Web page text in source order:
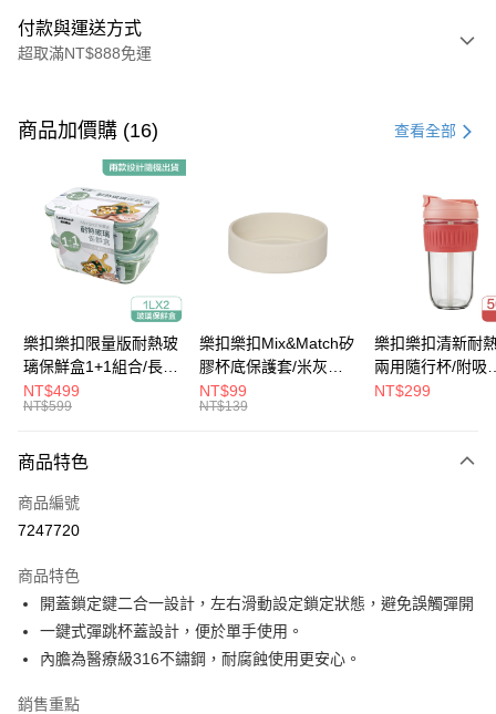
付款與運送方式
超取滿NT$888免運
信用卡一次付款
Apple Pay
街口支付
大哥付你分期
相關說明
【大哥付你分期使用說明】
1.本服務由台灣大哥大提供，台灣大哥大用戶可立即使用無須另外申請。
成交易。
4.訂單成立30分鐘內，如未前往確認交易或遇審核未通過，訂單將自動取
消。如遇「轉專審核」未通過狀況，表示未達大哥付你分期系統評分，恕無
1.分期款項不併入電信帳單，「大哥付你分期」於每月結算日後寄送繳費提
醒簡訊。
2.透過簡訊連結打開帳單後，可選擇「超商條碼／台灣大直營門市／銀行轉
帳／街口支付／iPASS MONEY」等通路繳費。
1.本服務係由「台灣大哥大股份有限公司」（以下簡稱本公司）所提供，讓
ATM付款
運送方式
付款後全家取貨
每筆NT$80，滿NT$888(含以上)免運費
每筆NT$80，滿NT$888(含以上)免運費
宅配
每筆NT$120，滿NT$1,000(含以上)免運費
商品加價購 (16) 查看全部
樂扣樂扣限量版耐熱玻
璃保鮮盒1+1組合/長方
形/1L(LLG445KKSP2-
01)
NT$499
NT$599
樂扣樂扣Mix&Match矽
膠杯底保護套/米灰
(BOTTOM-
LHC4343BEG)
NT$99
NT$139
樂扣樂扣清新耐
兩用隨行杯/附吸
管/500ml/粉
NT$299
商品特色
商品編號
7247720
商品特色
開蓋鎖定鍵二合一設計，左右滑動設定鎖定狀態，避免誤觸彈開
一鍵式彈跳杯蓋設計，便於單手使用。
內膽為醫療級316不鏽鋼，耐腐蝕使用更安心。
銷售重點